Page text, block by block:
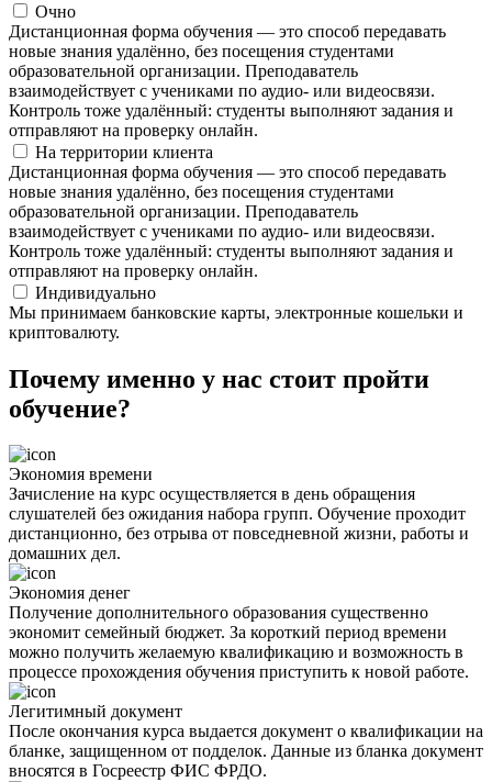
Очно
Дистанционная форма обучения — это способ передавать
новые знания удалённо, без посещения студентами
образовательной организации. Преподаватель
взаимодействует с учениками по аудио- или видеосвязи.
Контроль тоже удалённый: студенты выполняют задания и
отправляют на проверку онлайн.
На территории клиента
Дистанционная форма обучения — это способ передавать
новые знания удалённо, без посещения студентами
образовательной организации. Преподаватель
взаимодействует с учениками по аудио- или видеосвязи.
Контроль тоже удалённый: студенты выполняют задания и
отправляют на проверку онлайн.
Индивидуально
Мы принимаем банковские карты, электронные кошельки и
криптовалюту.
Почему именно у нас стоит пройти
обучение?
Экономия времени
Зачисление на курс осуществляется в день обращения
слушателей без ожидания набора групп. Обучение проходит
дистанционно, без отрыва от повседневной жизни, работы и
домашних дел.
Экономия денег
Получение дополнительного образования существенно
экономит семейный бюджет. За короткий период времени
можно получить желаемую квалификацию и возможность в
процессе прохождения обучения приступить к новой работе.
Легитимный документ
После окончания курса выдается документ о квалификации на
бланке, защищенном от подделок. Данные из бланка документ
вносятся в Госреестр ФИС ФРДО.